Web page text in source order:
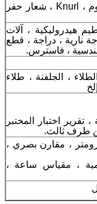
تلميع كهربائي ، طلاء بالكروم ، Knurl ، شعار حفر
هيدروليكية ، آلات
نارية ، دراجة ، قطع
هندسية ، فاسترس.
، الجلفنة ، طلاء
اختبار المختبر
من طرف ثالث.
، مقارن بصري ،
، مقياس ساعة ،